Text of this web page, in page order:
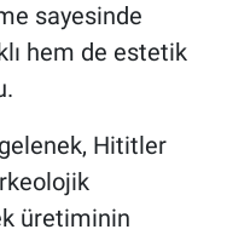
sayesinde
hem de estetik
Hititler
üretiminin